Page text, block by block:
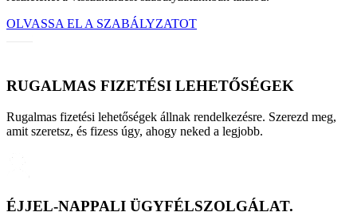
OLVASSA EL A SZABÁLYZATOT
RUGALMAS FIZETÉSI LEHETŐSÉGEK
Rugalmas fizetési lehetőségek állnak rendelkezésre. Szerezd meg,
amit szeretsz, és fizess úgy, ahogy neked a legjobb.
ÉJJEL-NAPPALI ÜGYFÉLSZOLGÁLAT.